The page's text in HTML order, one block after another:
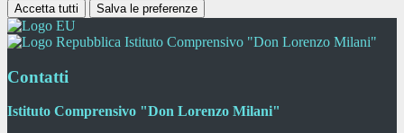
Accetta tutti Salva le preferenze
Istituto Comprensivo "Don Lorenzo Milani"
Contatti
Istituto Comprensivo "Don Lorenzo Milani"